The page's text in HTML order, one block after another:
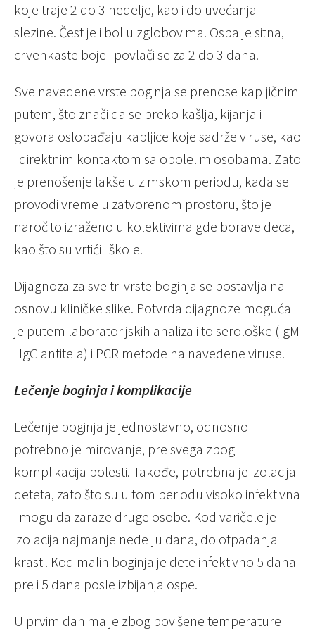
koje traje 2 do 3 nedelje, kao i do uvećanja
slezine. Čest je i bol u zglobovima. Ospa je sitna,
crvenkaste boje i povlači se za 2 do 3 dana.
Sve navedene vrste boginja se prenose kapljičnim
putem, što znači da se preko kašlja, kijanja i
govora oslobađaju kapljice koje sadrže viruse, kao
i direktnim kontaktom sa obolelim osobama. Zato
je prenošenje lakše u zimskom periodu, kada se
provodi vreme u zatvorenom prostoru, što je
naročito izraženo u kolektivima gde borave deca,
kao što su vrtići i škole.
Dijagnoza za sve tri vrste boginja se postavlja na
osnovu kliničke slike. Potvrda dijagnoze moguća
je putem laboratorijskih analiza i to serološke (IgM
i IgG antitela) i PCR metode na navedene viruse.
Lečenje boginja i komplikacije
Lečenje boginja je jednostavno, odnosno
potrebno je mirovanje, pre svega zbog
komplikacija bolesti. Takođe, potrebna je izolacija
deteta, zato što su u tom periodu visoko infektivna
i mogu da zaraze druge osobe. Kod varičele je
izolacija najmanje nedelju dana, do otpadanja
krasti. Kod malih boginja je dete infektivno 5 dana
pre i 5 dana posle izbijanja ospe.
U prvim danima je zbog povišene temperature